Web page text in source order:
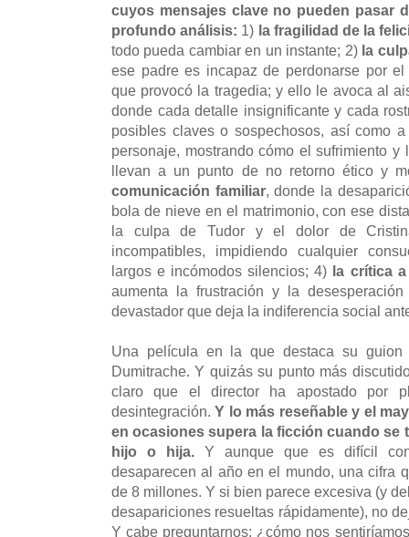
cuyos mensajes clave no pueden pasar
profundo análisis: 1) la fragilidad de la
todo pueda cambiar en un instante; 2) la
ese padre es incapaz de perdonarse por el
que provocó la tragedia; y ello le avoca al
donde cada detalle insignificante y cada
posibles claves o sospechosos, así como
personaje, mostrando cómo el sufrimiento
llevan a un punto de no retorno ético y
comunicación familiar, donde la
bola de nieve en el matrimonio, con ese
la culpa de Tudor y el dolor de
incompatibles, impidiendo cualquier
largos e incómodos silencios; 4) la crítica
aumenta la frustración y la
devastador que deja la indiferencia social
Una película en la que destaca su
Dumitrache. Y quizás su punto más
claro que el director ha apostado por
desintegración.Y lo más reseñable y el
en ocasiones supera la ficción cuando se
hijo o hija. Y aunque que es difícil
desaparecen al año en el mundo, una cifra
de 8 millones. Y si bien parece excesiva (y
desapariciones resueltas rápidamente), no
Y cabe preguntarnos: ¿cómo nos